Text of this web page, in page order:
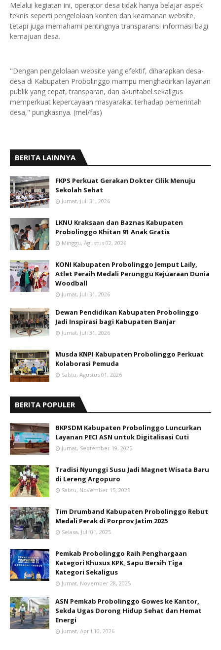
Melalui kegiatan ini, operator desa tidak hanya belajar aspek
teknis seperti pengelolaan konten dan keamanan website,
tetapi juga memahami pentingnya transparansi informasi bagi
kemajuan desa.
"Dengan pengelolaan website yang efektif, diharapkan desa-
desa di Kabupaten Probolinggo mampu menghadirkan layanan
publik yang cepat, transparan, dan akuntabel.sekaligus
memperkuat kepercayaan masyarakat terhadap pemerintah
desa," pungkasnya. (mel/fas)
BERITA LAINNYA
FKPS Perkuat Gerakan Dokter Cilik Menuju
Sekolah Sehat
Jumat, Juli 31, 2026
LKNU Kraksaan dan Baznas Kabupaten
Probolinggo Khitan 91 Anak Gratis
Minggu, Agustus 02, 2026
KONI Kabupaten Probolinggo Jemput Laily,
Atlet Peraih Medali Perunggu Kejuaraan Dunia
Woodball
Jumat, Juli 31, 2026
Dewan Pendidikan Kabupaten Probolinggo
Jadi Inspirasi bagi Kabupaten Banjar
Jumat, Juli 31, 2026
Musda KNPI Kabupaten Probolinggo Perkuat
Kolaborasi Pemuda
Sabtu, Agustus 01, 2026
BERITA POPULER
BKPSDM Kabupaten Probolinggo Luncurkan
Layanan PECI ASN untuk Digitalisasi Cuti
Jumat, September 19, 2025
Tradisi Nyunggi Susu Jadi Magnet Wisata Baru
di Lereng Argopuro
Sabtu, November 15, 2025
Tim Drumband Kabupaten Probolinggo Rebut
Medali Perak di Porprov Jatim 2025
Selasa, Juli 01, 2025
Pemkab Probolinggo Raih Penghargaan
Kategori Khusus KPK, Sapu Bersih Tiga
Kategori Sekaligus
Jumat, November 28, 2025
ASN Pemkab Probolinggo Gowes ke Kantor,
Sekda Ugas Dorong Hidup Sehat dan Hemat
Energi
Jumat, April 10, 2026